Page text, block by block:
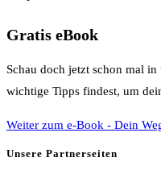
Gratis eBook
Schau doch jetzt schon mal
wichtige Tipps findest, um
Weiter zum e-Book - Dein
Unsere Partnerseiten